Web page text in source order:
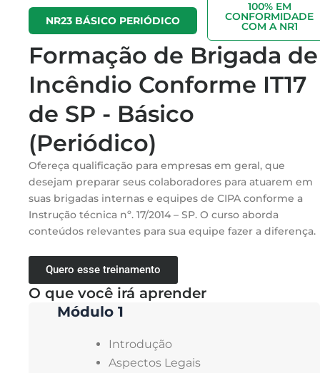
NR23 BÁSICO PERIÓDICO
100% EM
CONFORMIDADE
COM A NR1
Formação de Brigada de
Incêndio Conforme IT17
de SP - Básico
(Periódico)
Ofereça qualificação para empresas em geral, que
desejam preparar seus colaboradores para atuarem em
suas brigadas internas e equipes de CIPA conforme a
Instrução técnica nº. 17/2014 – SP. O curso aborda
conteúdos relevantes para sua equipe fazer a diferença.
Quero esse treinamento
O que você irá aprender
Módulo 1
Introdução
Aspectos Legais